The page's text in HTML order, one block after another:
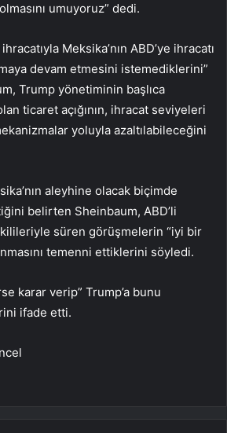
umuyoruz” dedi.
Meksika’nın ABD’ye ihracatı
devam etmesini istemediklerini”
Trump yönetiminin başlıca
ticaret açığının, ihracat seviyeleri
yoluyla azaltılabileceğini
aleyhine olacak biçimde
belirten Sheinbaum, ABD’li
süren görüşmelerin “iyi bir
temenni ettiklerini söyledi.
karar verip” Trump’a bunu
ifade etti.